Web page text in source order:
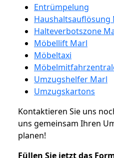
Entrümpelung
Haushaltsauflösung
Halteverbotszone
Möbellift Marl
Möbeltaxi
Umzugshelfer Marl
Umzugskartons
Kontaktieren Sie uns
uns gemeinsam Ihren
planen!
Füllen Sie jetzt das